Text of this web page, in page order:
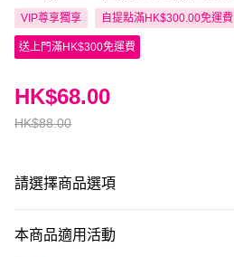
VIP尊享獨享 自提點滿HK$300.00免運費
送上門滿HK$300免運費
HK$88.00
HK$68.00
請選擇商品選項
本商品適用活動